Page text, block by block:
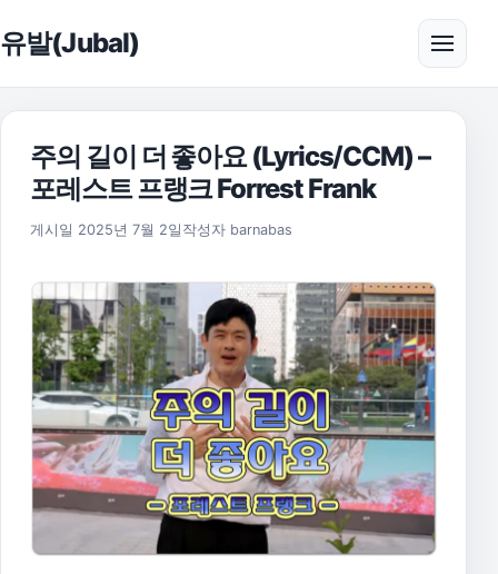
유발(Jubal) 메뉴
주의 길이 더 좋아요 (Lyrics/CCM) –
포레스트 프랭크 Forrest Frank
게시일 2025년 7월 2일 작성자 barnabas